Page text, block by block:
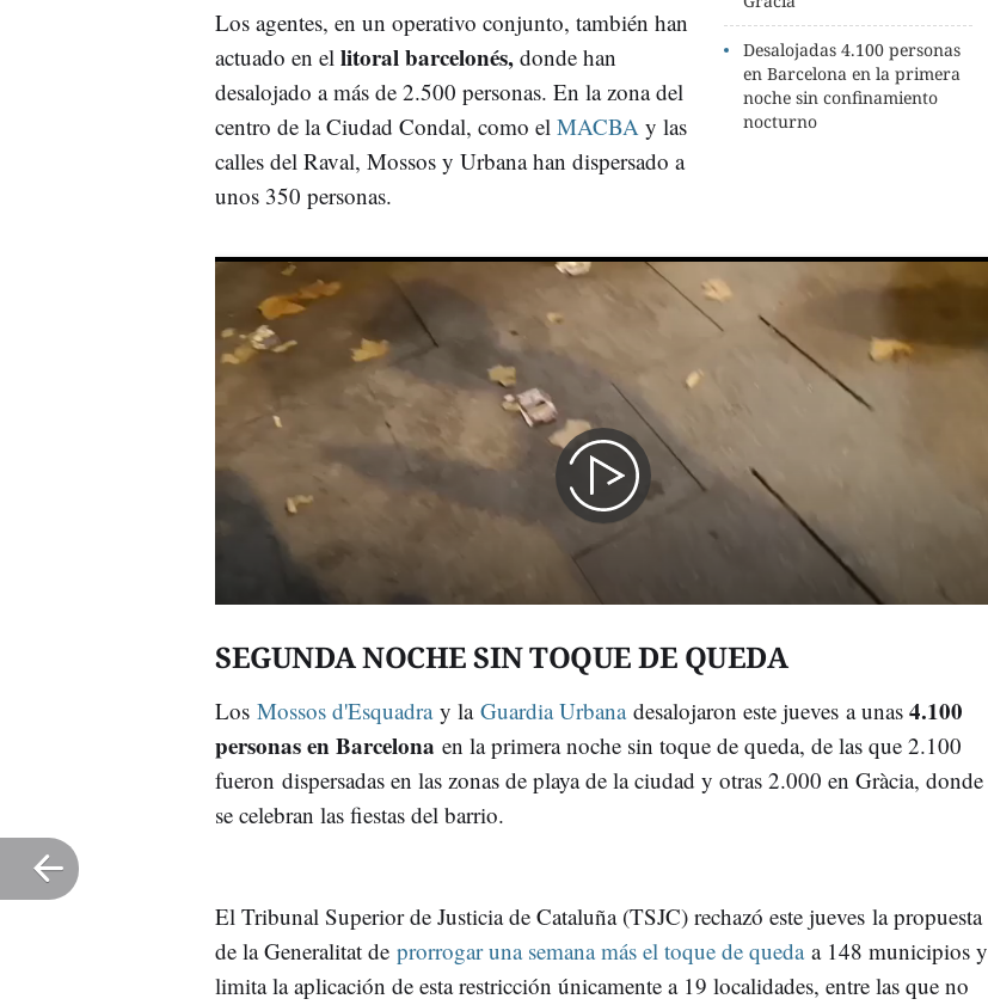
Desalojadas 4.100 personas
en Barcelona en la primera
noche sin confinamiento
nocturno
Los agentes, en un operativo conjunto, también han
actuado en el litoral barcelonés, donde han
desalojado a más de 2.500 personas. En la zona del
centro de la Ciudad Condal, como el MACBA y las
calles del Raval, Mossos y Urbana han dispersado a
unos 350 personas.
SEGUNDA NOCHE SIN TOQUE DE QUEDA
Los Mossos d'Esquadray la Guardia Urbanadesalojaron este jueves a unas 4.100
personas en Barcelona en la primera noche sin toque de queda, de las que 2.100
fueron dispersadas en las zonas de playa de la ciudad y otras 2.000 en Gràcia, donde
se celebran las fiestas del barrio.
El Tribunal Superior de Justicia de Cataluña (TSJC) rechazó este jueves la propuesta
de la Generalitat de prorrogar una semana más el toque de quedaa 148 municipios y
limita la aplicación de esta restricción únicamente a 19 localidades, entre las que no